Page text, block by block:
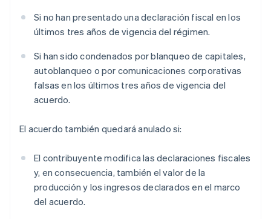
Si no han presentado una declaración fiscal en los
últimos tres años de vigencia del régimen.
Si han sido condenados por blanqueo de capitales,
autoblanqueo o por comunicaciones corporativas
falsas en los últimos tres años de vigencia del
acuerdo.
El acuerdo también quedará anulado si:
El contribuyente modifica las declaraciones fiscales
y, en consecuencia, también el valor de la
producción y los ingresos declarados en el marco
del acuerdo.